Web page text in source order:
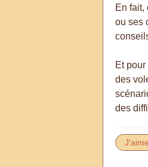
En
ou ses
Et
des
des
J'aime